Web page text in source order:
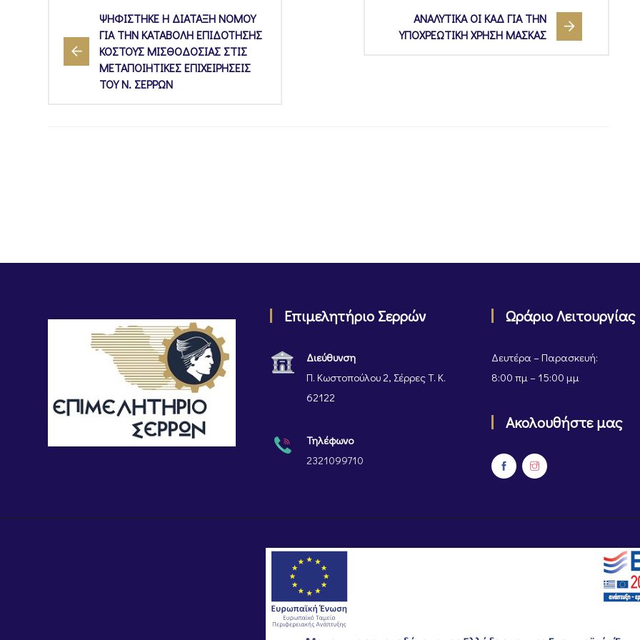
ΨΗΦΙΣΤΗΚΕ Η ΔΙΑΤΑΞΗ ΝΟΜΟΥ
ΓΙΑ ΤΗΝ ΚΑΤΑΒΟΛΗ ΕΠΙΔΟΤΗΣΗΣ
ΚΟΣΤΟΥΣ ΜΙΣΘΟΔΟΣΙΑΣ ΣΤΙΣ
ΜΕΤΑΠΟΙΗΤΙΚΕΣ ΕΠΙΧΕΙΡΗΣΕΙΣ
ΤΟΥ Ν. ΣΕΡΡΩΝ
ΑΝΑΛΥΤΙΚΑ ΟΙ ΚΑΔ ΓΙΑ ΤΗΝ
ΥΠΟΧΡΕΩΤΙΚΗ ΧΡΗΣΗ ΜΑΣΚΑΣ
Επιμελητήριο Σερρών
Διεύθυνση
Π. Κωστοπούλου 2, Σέρρες Τ. Κ.
62122
Τηλέφωνο
2321099710
Ωράριο Λειτουργίας
Δευτέρα – Παρασκευή:
8:00 πμ – 15:00 μμ
Ακολουθήστε μας